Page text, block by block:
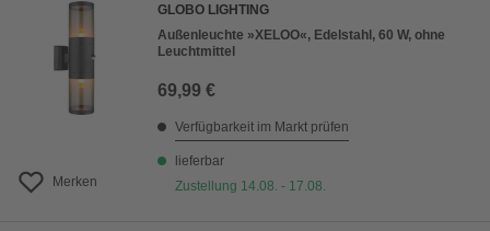
Merken
GLOBO LIGHTING
Außenleuchte »XELOO«, Edelstahl, 60 W, ohne
Leuchtmittel
69,99 €
Verfügbarkeit im Markt prüfen
lieferbar
Zustellung 14.08. - 17.08.